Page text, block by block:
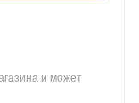
и может